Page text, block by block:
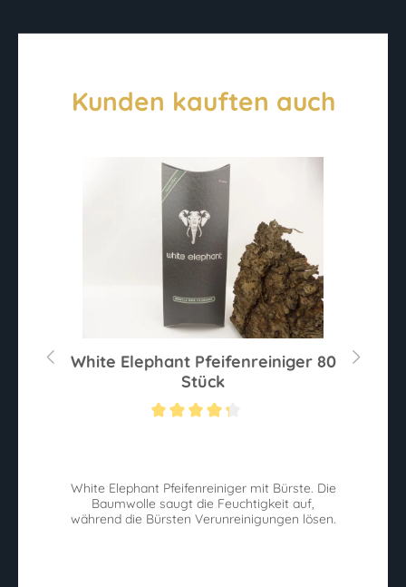
Kunden kauften auch
White Elephant Pfeifenreiniger 80
Stück
White Elephant Pfeifenreiniger mit Bürste. Die
Baumwolle saugt die Feuchtigkeit auf,
während die Bürsten Verunreinigungen lösen.